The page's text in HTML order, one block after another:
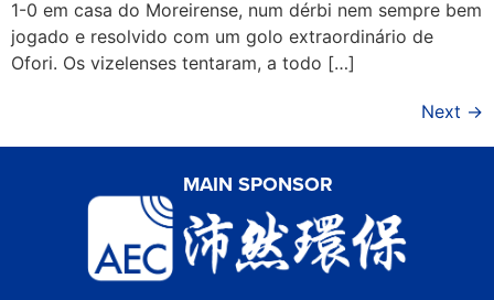
1-0 em casa do Moreirense, num dérbi nem sempre bem
jogado e resolvido com um golo extraordinário de
Ofori. Os vizelenses tentaram, a todo […]
Next →
MAIN SPONSOR